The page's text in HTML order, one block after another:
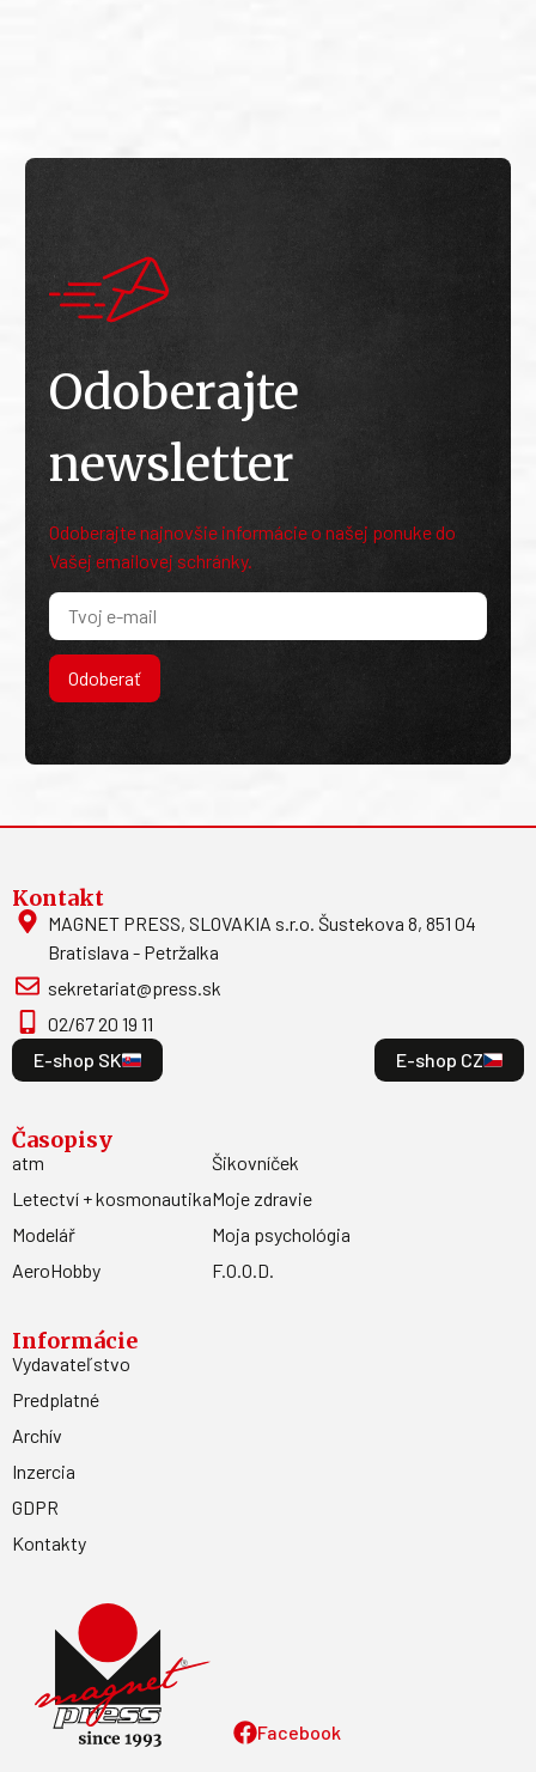
Odoberajte
newsletter
Odoberajte najnovšie informácie o našej ponuke do
Vašej emailovej schránky.
Odoberať
Facebook
Kontakt
MAGNET PRESS, SLOVAKIA s.r.o. Šustekova 8, 851 04
Bratislava - Petržalka
sekretariat@press.sk
02/67 20 19 11
E-shop SK
E-shop CZ
Časopisy
atm
Letectví + kosmonautika
Modelář
AeroHobby
Šikovníček
Moje zdravie
Moja psychológia
F.O.O.D.
Informácie
Vydavateľstvo
Predplatné
Archív
Inzercia
GDPR
Kontakty